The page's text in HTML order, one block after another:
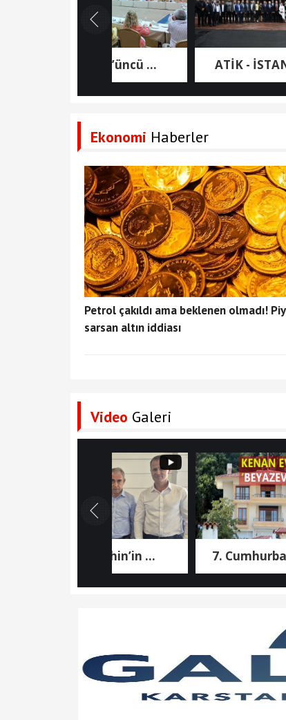
ATİK 43’üncü ... ATİK - İSTANBUL
Ekonomi Haberler
Petrol çakıldı ama beklenen olmadı!
sarsan altın iddiası
Video Galeri
Aziz Şahin’in ... 7.